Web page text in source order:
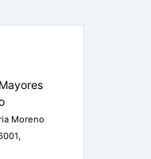
Moreno